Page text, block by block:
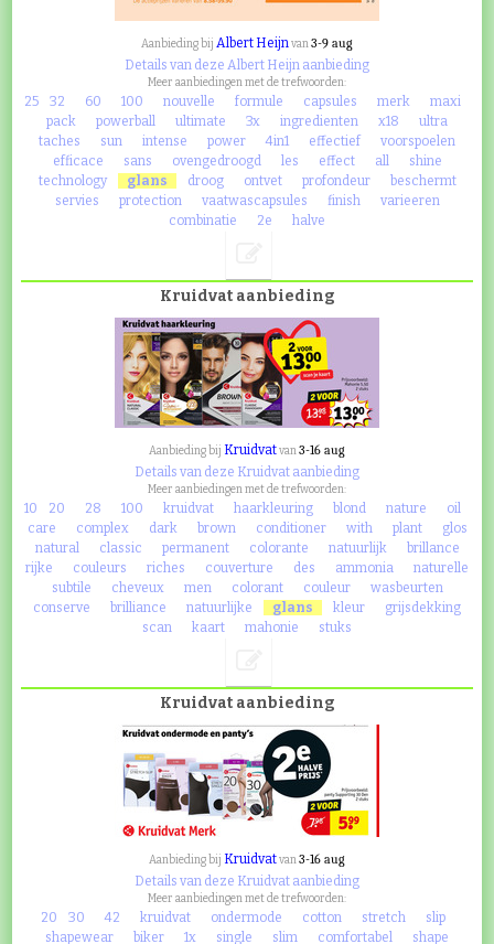
Aanbieding bij Albert Heijnvan3-9 aug
Details van deze Albert Heijn aanbieding
Meer aanbiedingen met de trefwoorden:
25 32 60 100 nouvelle formule capsules merk
maxi
pack
powerball ultimate 3x ingredienten x18
ultra
taches
sun intense power 4in1 effectief
voorspoelen
efficace
sans ovengedroogd les effect all
shine
technology
glans droog ontvet profondeur
beschermt
servies
protection vaatwascapsules finish
varieeren
combinatie
2e halve
Kruidvat aanbieding
Aanbieding bij Kruidvatvan3-16 aug
Details van deze Kruidvat aanbieding
Meer aanbiedingen met de trefwoorden:
10 20 28 100 kruidvat haarkleuring blond nature
oil
care
complex dark brown conditioner with plant
glos
natural
classic permanent colorante natuurlijk
brillance
rijke
couleurs riches couverture des ammonia
naturelle
subtile
cheveux men colorant couleur
wasbeurten
conserve
brilliance natuurlijke glans kleur
grijsdekking
scan
kaart mahonie stuks
Kruidvat aanbieding
Aanbieding bij Kruidvatvan3-16 aug
Details van deze Kruidvat aanbieding
Meer aanbiedingen met de trefwoorden:
20 30 42 kruidvat ondermode cotton stretch
slip
shapewear
biker 1x single slim comfortabel
shape